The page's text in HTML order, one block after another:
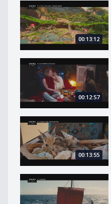
Les sorties ciné des 5 et
00:13:12
Les sorties ciné des 29
00:12:57
Les sorties ciné des 22,
00:13:55
Les sorties ciné des 15,